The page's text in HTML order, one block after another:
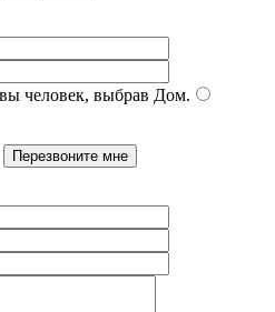
человек, выбрав Дом.